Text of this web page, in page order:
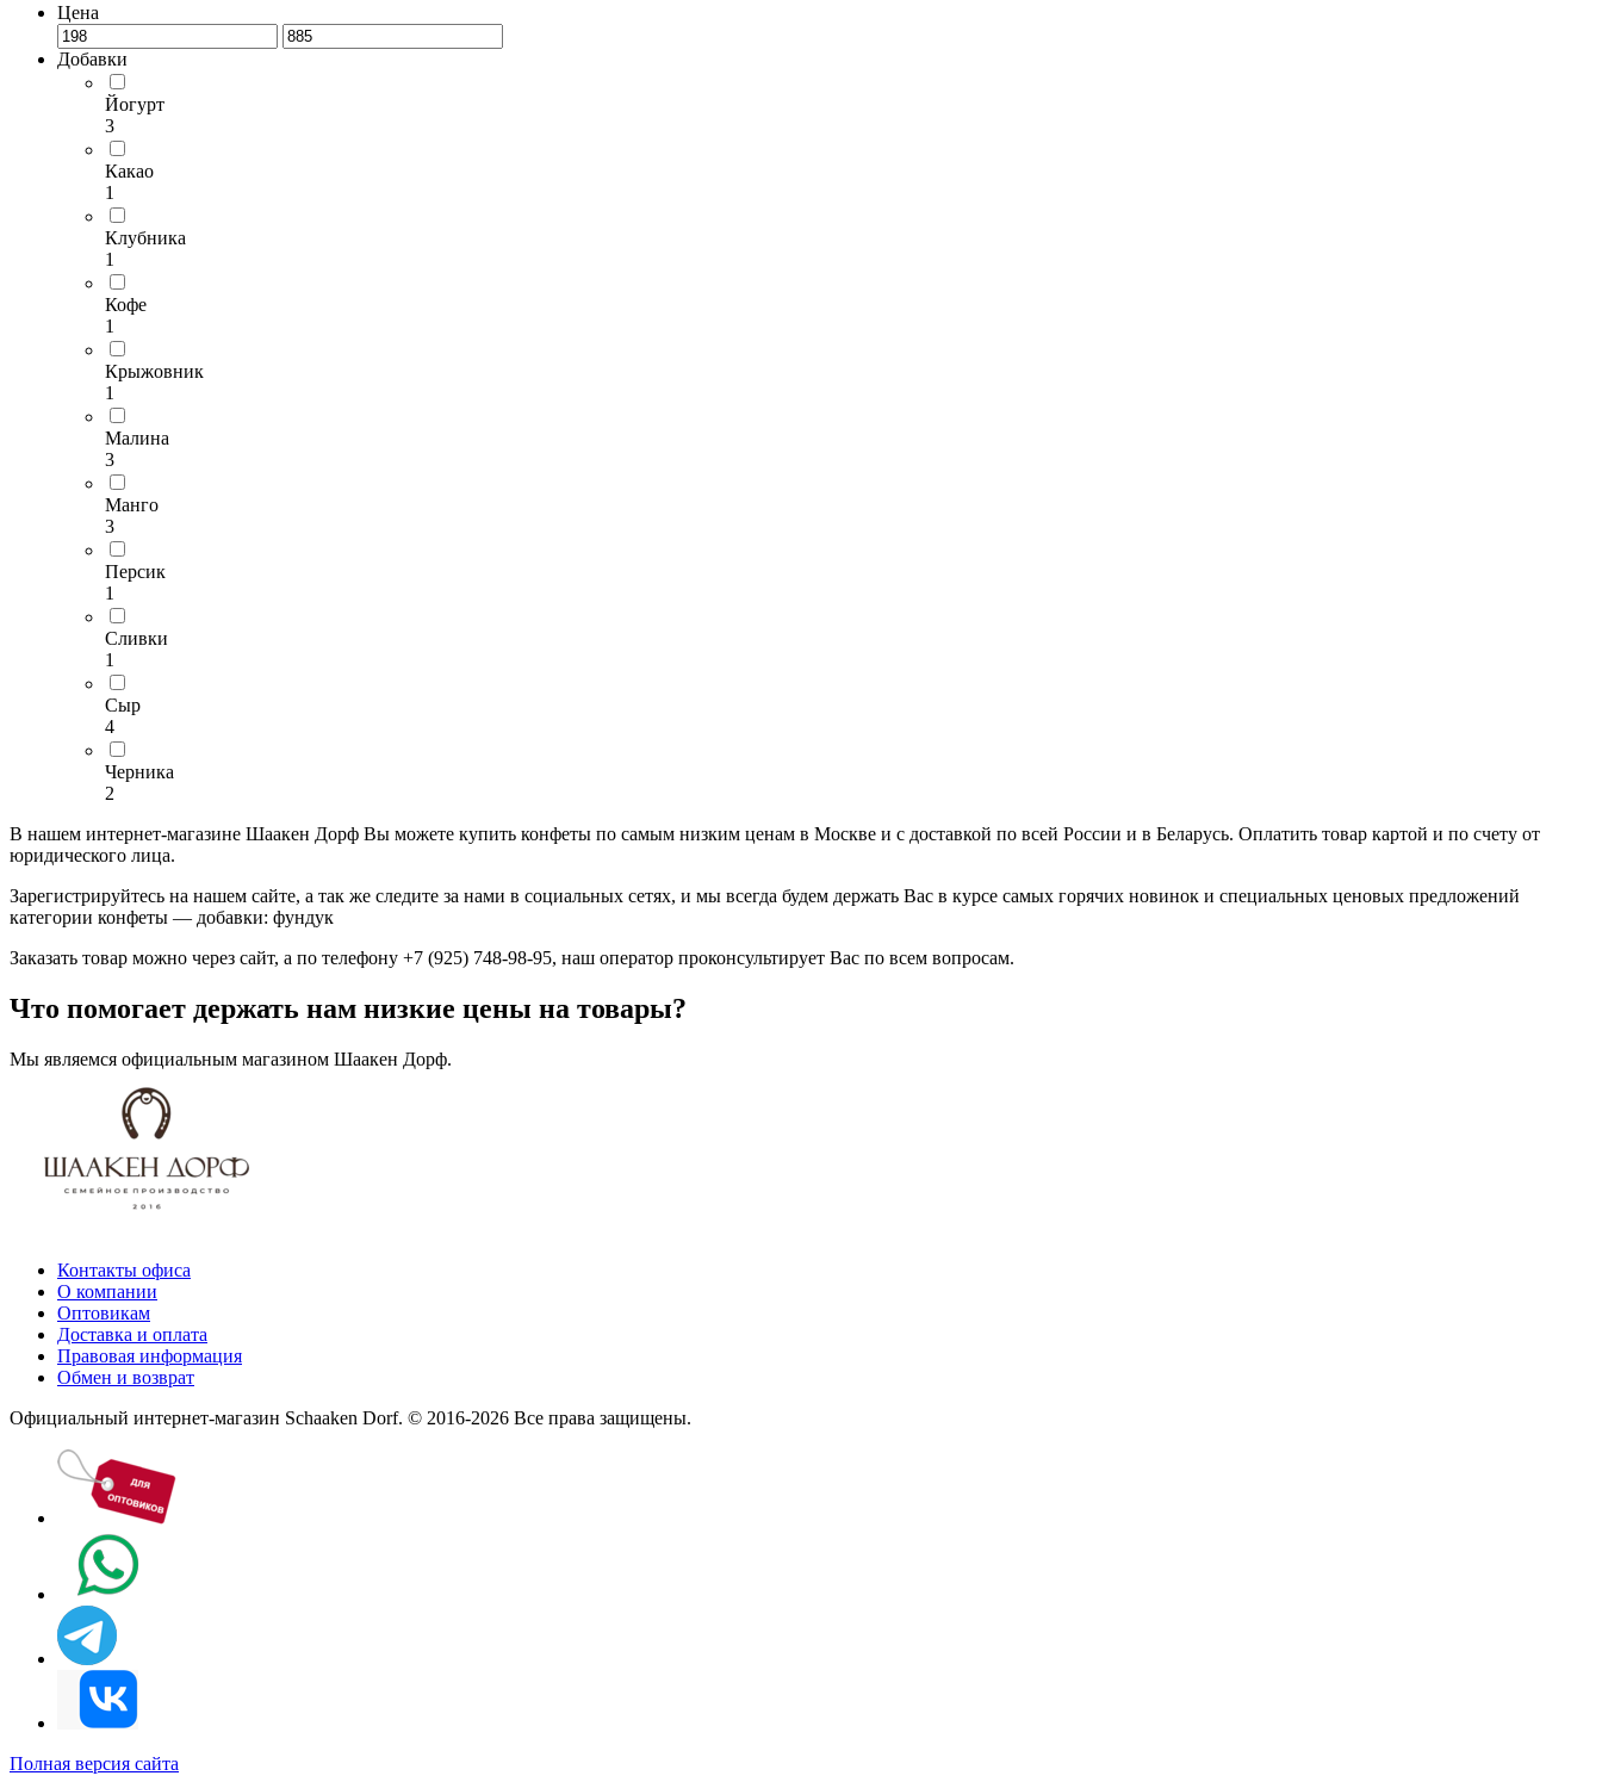
Цена
Добавки
Йогурт
3
Какао
1
Клубника
1
Кофе
1
Крыжовник
1
Малина
3
Манго
3
Персик
1
Сливки
1
Сыр
4
Черника
2
В нашем интернет-магазине Шаакен Дорф Вы можете купить конфеты по самым низким ценам в Москве и с доставкой по всей России и в Беларусь. Оплатить товар картой и по счету от
юридического лица.
Зарегистрируйтесь на нашем сайте, а так же следите за нами в социальных сетях, и мы всегда будем держать Вас в курсе самых горячих новинок и специальных ценовых предложений
категории конфеты — добавки: фундук
Заказать товар можно через сайт, а по телефону +7 (925) 748-98-95, наш оператор проконсультирует Вас по всем вопросам.
Что помогает держать нам низкие цены на товары?
Мы являемся официальным магазином Шаакен Дорф.
Контакты офиса
О компании
Оптовикам
Доставка и оплата
Правовая информация
Обмен и возврат
Официальный интернет-магазин Schaaken Dorf. © 2016-2026 Все права защищены.
Полная версия сайта